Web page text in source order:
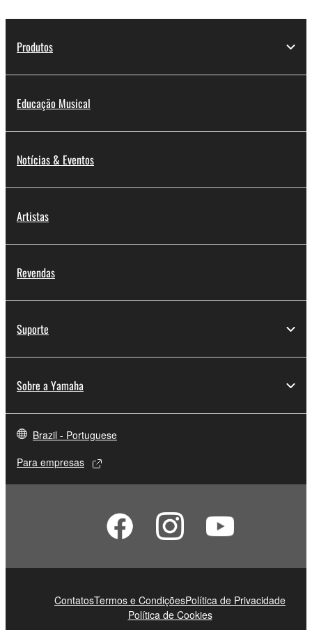
Produtos
Educação Musical
Notícias & Eventos
Artistas
Revendas
Suporte
Sobre a Yamaha
Brazil - Portuguese
Para empresas
ContatosTermos e CondiçõesPolítica de Privacidade
Política de Cookies